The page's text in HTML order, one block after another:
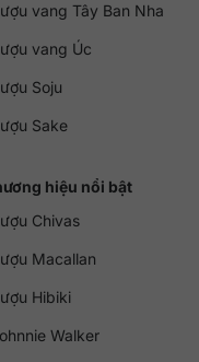
vang Tây Ban Nha
vang Úc
Soju
Sake
hiệu nổi bật
Chivas
Macallan
Hibiki
Walker